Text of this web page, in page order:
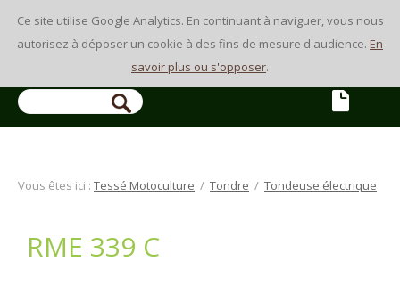
Ce site utilise Google Analytics. En continuant à naviguer, vous nous
autorisez à déposer un cookie à des fins de mesure d'audience. En
savoir plus ou s'opposer.
Vous êtes ici : Tessé Motoculture / Tondre / Tondeuse électrique
RME 339 C